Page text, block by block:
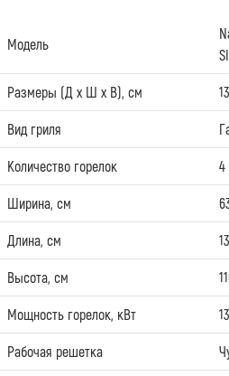
Модель
Размеры (Д х Ш х В), см
Вид гриля
Количество горелок 4
Ширина, см
Длина, см
Высота, см
Мощность горелок, кВт
Рабочая решетка